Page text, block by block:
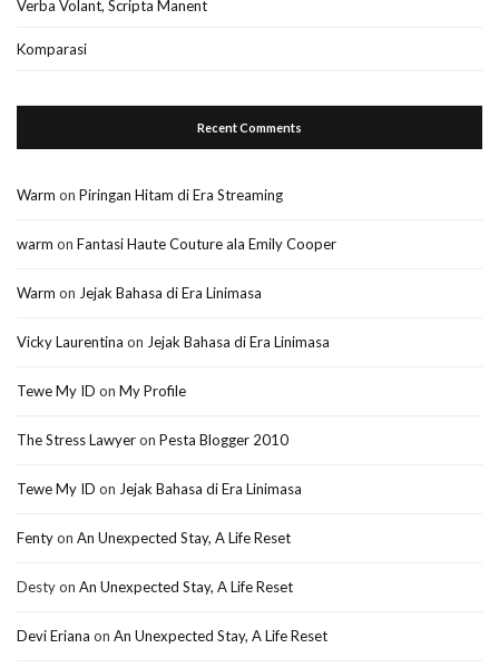
Verba Volant, Scripta Manent
Komparasi
Recent Comments
Warm on Piringan Hitam di Era Streaming
warm on Fantasi Haute Couture ala Emily Cooper
Warm on Jejak Bahasa di Era Linimasa
Vicky Laurentina on Jejak Bahasa di Era Linimasa
Tewe My ID on My Profile
The Stress Lawyeron Pesta Blogger 2010
Tewe My ID on Jejak Bahasa di Era Linimasa
Fentyon An Unexpected Stay, A Life Reset
Destyon An Unexpected Stay, A Life Reset
Devi Eriana on An Unexpected Stay, A Life Reset